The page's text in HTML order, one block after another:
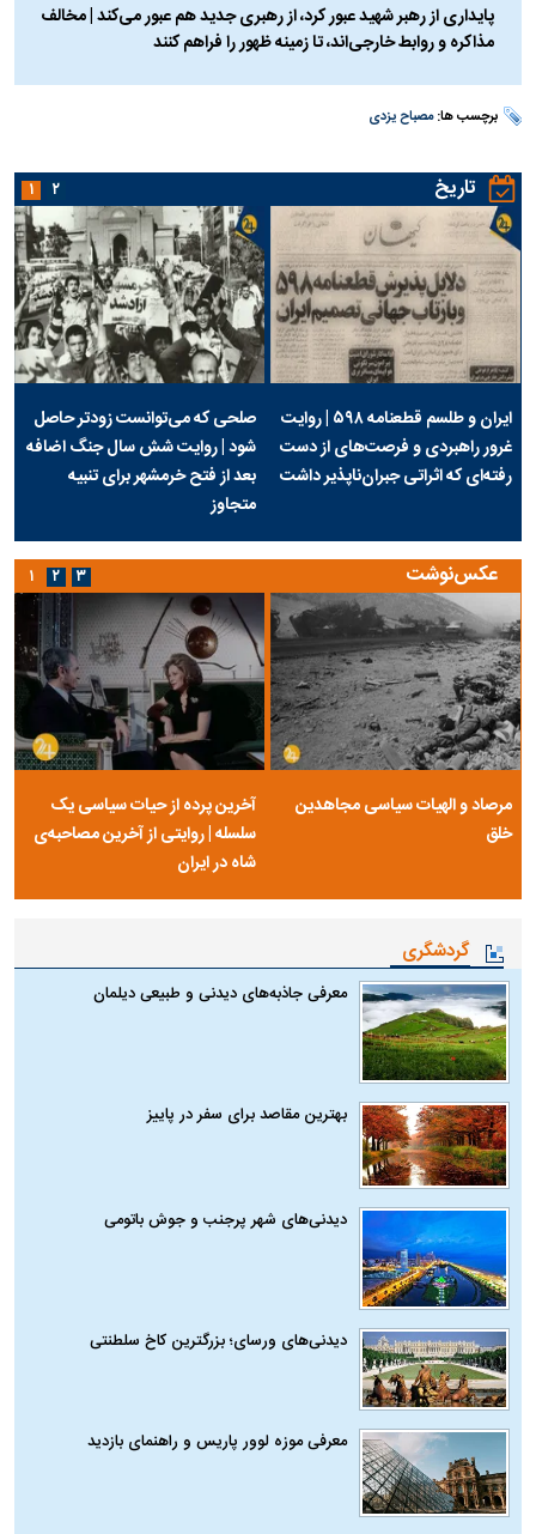
پایداری از رهبر شهید عبور کرد، از رهبری جدید هم عبور می‌کند | مخالف
مذاکره و روابط خارجی‌اند، تا زمینه ظهور را فراهم کنند
برچسب ها:مصباح یزدی
تاریخ
ایران و طلسم قطعنامه ۵۹۸ | روایت
غرور راهبردی و فرصت‌های از دست
رفته‌ای که اثراتی جبران‌ناپذیر داشت
صلحی که می‌توانست زودتر حاصل
شود | روایت شش سال جنگ اضافه
بعد از فتح خرمشهر برای تنبیه
متجاوز
۱ ۲
عکس‌نوشت
مرصاد و الهیات سیاسی مجاهدین
خلق
آخرین پرده از حیات سیاسی یک
سلسله | روایتی از آخرین مصاحبه‌ی
شاه در ایران
۱ ۲ ۳
گردشگری
معرفی جاذبه‌های دیدنی و طبیعی دیلمان
بهترین مقاصد برای سفر در پاییز
دیدنی‌های شهر پرجنب و جوش باتومی
دیدنی‌های ورسای؛ بزرگترین کاخ سلطنتی
معرفی موزه لوور پاریس و راهنمای بازدید